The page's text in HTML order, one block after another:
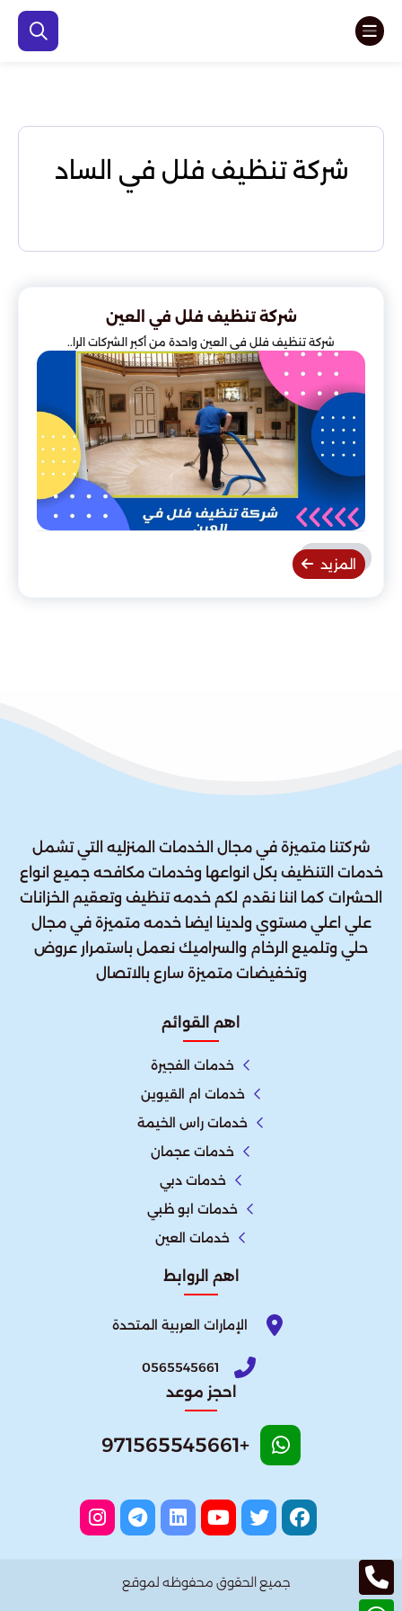
شركة تنظيف فلل في الساد
شركة تنظيف فلل في العين
شركة تنظيف فلل في العين واحدة من أكبر الشركات الرا..
المزيد
شركتنا متميزة في مجال الخدمات المنزليه التي تشمل
خدمات التنظيف بكل انواعها وخدمات مكافحه جميع انواع
الحشرات كما اننا نقدم لكم خدمه تنظيف وتعقيم الخزانات
علي اعلي مستوي ولدينا ايضا خدمه متميزة في مجال
حلي وتلميع الرخام والسراميك نعمل باستمرار عروض
وتخفيضات متميزة سارع بالاتصال
اهم القوائم
خدمات الفجيرة
خدمات ام القيوين
خدمات راس الخيمة
خدمات عجمان
خدمات دبي
خدمات ابو ظبي
خدمات العين
اهم الروابط
الإمارات العربية المتحدة​
0565545661
احجز موعد
+971565545661
جميع الحقوق محفوظه لموقع